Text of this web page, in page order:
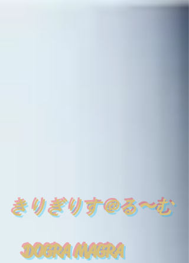
きりぎりす＠る〜む
DOGRA MAGRA